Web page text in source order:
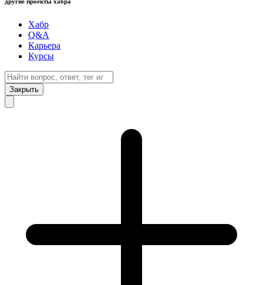
Хабр
Q&A
Карьера
Курсы
Закрыть